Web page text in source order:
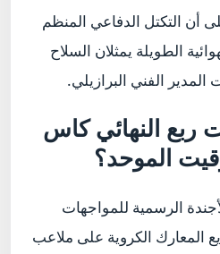
أن التكتل الدفاعي المنظم
الطويلة يمثلان السلاح
الفني البرازيلي.
ربع النهائي كاس
الرسمية للمواجهات
المعارك الكروية على ملاعب